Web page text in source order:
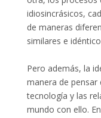
idiosincrásicos,
de maneras
similares e
Pero además, la
manera de
tecnología y las
mundo con ello.